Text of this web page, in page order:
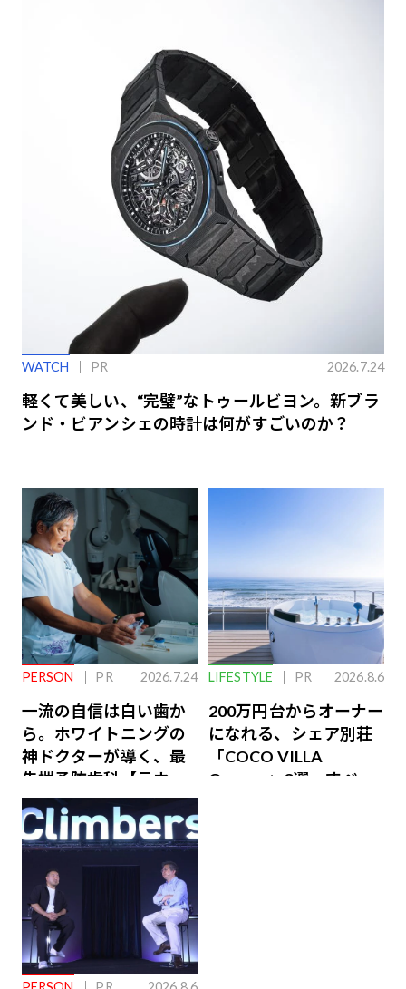
WATCH PR 2026.7.24
軽くて美しい、“完璧”なトゥールビヨン。新ブラ
ンド・ビアンシェの時計は何がすごいのか？
PERSON PR 2026.7.24
一流の自信は白い歯か
ら。ホワイトニングの
神ドクターが導く、最
先端予防歯科【ラウン
ジ会員特典あり】
LIFESTYLE PR 2026.8.6
200万円台からオーナー
になれる、シェア別荘
「COCO VILLA
Owners」3選。すべて